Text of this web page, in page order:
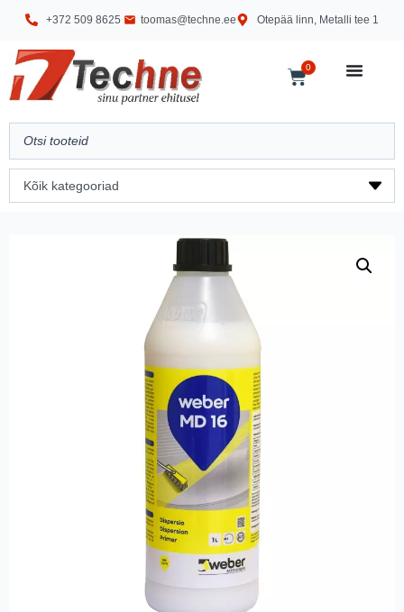
+372 509 8625 toomas@techne.ee Otepää linn, Metalli tee 1
0